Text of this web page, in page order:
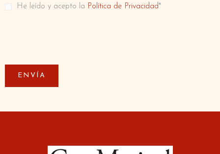
RGPD*
He leído y acepto la Política de Privacidad*